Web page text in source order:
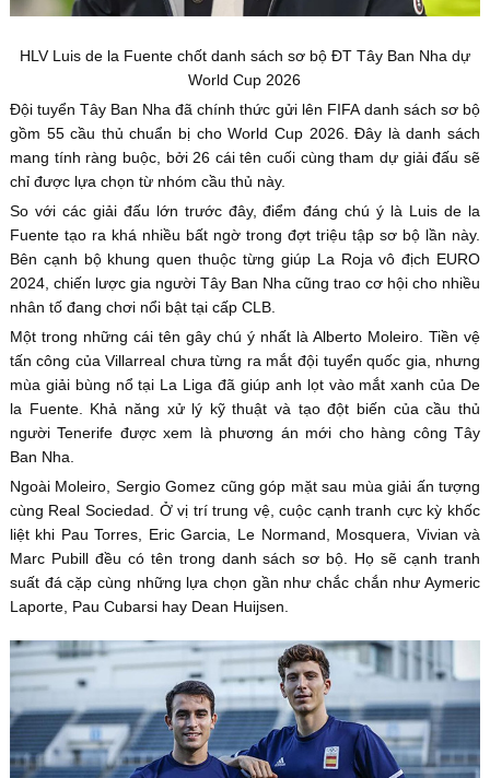
HLV Luis de la Fuente chốt danh sách sơ bộ ĐT Tây Ban Nha dự
World Cup 2026
Đội tuyển Tây Ban Nha đã chính thức gửi lên FIFA danh sách sơ bộ
gồm 55 cầu thủ chuẩn bị cho World Cup 2026. Đây là danh sách
mang tính ràng buộc, bởi 26 cái tên cuối cùng tham dự giải đấu sẽ
chỉ được lựa chọn từ nhóm cầu thủ này.
So với các giải đấu lớn trước đây, điểm đáng chú ý là Luis de la
Fuente tạo ra khá nhiều bất ngờ trong đợt triệu tập sơ bộ lần này.
Bên cạnh bộ khung quen thuộc từng giúp La Roja vô địch EURO
2024, chiến lược gia người Tây Ban Nha cũng trao cơ hội cho nhiều
nhân tố đang chơi nổi bật tại cấp CLB.
Một trong những cái tên gây chú ý nhất là Alberto Moleiro. Tiền vệ
tấn công của Villarreal chưa từng ra mắt đội tuyển quốc gia, nhưng
mùa giải bùng nổ tại La Liga đã giúp anh lọt vào mắt xanh của De
la Fuente. Khả năng xử lý kỹ thuật và tạo đột biến của cầu thủ
người Tenerife được xem là phương án mới cho hàng công Tây
Ban Nha.
Ngoài Moleiro, Sergio Gomez cũng góp mặt sau mùa giải ấn tượng
cùng Real Sociedad. Ở vị trí trung vệ, cuộc cạnh tranh cực kỳ khốc
liệt khi Pau Torres, Eric Garcia, Le Normand, Mosquera, Vivian và
Marc Pubill đều có tên trong danh sách sơ bộ. Họ sẽ cạnh tranh
suất đá cặp cùng những lựa chọn gần như chắc chắn như Aymeric
Laporte, Pau Cubarsi hay Dean Huijsen.